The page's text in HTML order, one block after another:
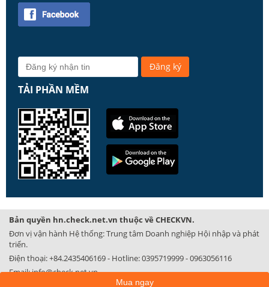
TẢI PHẦN MỀM
Bản quyền hn.check.net.vn thuộc về CHECKVN.
Đơn vị vận hành Hệ thống: Trung tâm Doanh nghiệp Hội nhập và phát
triển.
Điện thoại:+84.2435406169- Hotline:0395719999-0963056116
Email:info@check.net.vn